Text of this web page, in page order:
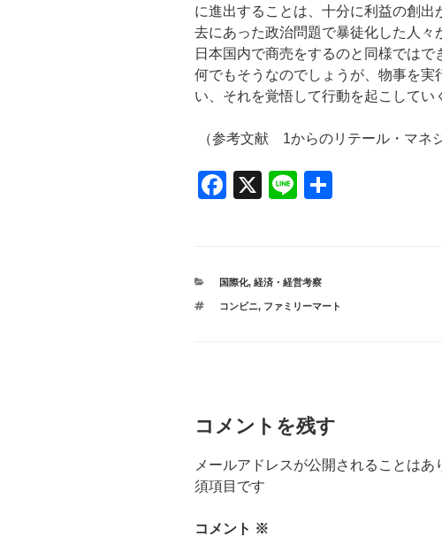
に進出することは、十分に利益の創出
去にあった政治問題で暴徒化した人々
日本国内で商売をするのと同様ではで
何でもそうなのでしょうが、物事を実
い、それを覚悟して行動を起こしてい
（参考文献 1からのリテール・マネ
F
e
b
X
Li
カ
ゴ
国際化, 経済・経営考察
タ
コンビニ, ファミリーマート
コメントを残す
メールアドレスが公開されることはあ
須項目です
コメント ※